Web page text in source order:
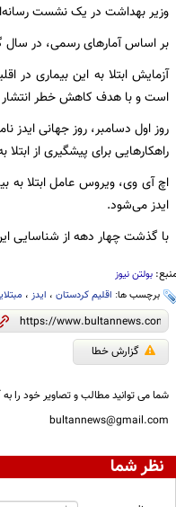
وزیر بهداشت در یک نشست رسانه‌ای، گفت که از ٥٤
بر اساس آمار‌های رسمی، در سال گذشته در اقلیم کردستان، ٣٠٠
آزمایش ابتلا به این بیماری در
است و با هدف کاهش خطر
روز اول دسامبر، روز جهانی ایدز
راهکارهایی برای پیشگیری از
اچ آی وی، ویروس عامل ابتلا به
ایدز می‌شود.
با گذشت چهار دهه از شناسایی
بولتن نیوز
برچسب ها: اقلیم کردستان، ایدز،
گزارش خطا
شما می توانید مطالب و تصاویر خود را
bultannews@gmail.com
نظر شما